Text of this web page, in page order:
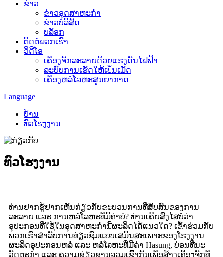
ຂ່າວ
ຂ່າວອຸດສາຫະກຳ
ຂ່າວບໍລິສັດ
ບລັອກ
ຕິດຕໍ່ພວກເຮົາ
ວິດີໂອ
ເຄື່ອງຈັກລະລາຍດ້ວຍແຮງດັນໄຟຟ້າ
ລະບົບການເຮັດໃຫ້ເປັນເມັດ
ເຄື່ອງຫລໍ່ໂລຫະສູນຍາກາດ
Language
ບ້ານ
ທົວໂຮງງານ
ທົວໂຮງງານ
ທ່ານຢາກຮູ້ຢາກເຫັນກ່ຽວກັບຂະບວນການທີ່ສັບສົນຂອງການ
ລະລາຍ ແລະ ການຫລໍ່ໂລຫະທີ່ມີຄ່າບໍ? ທ່ານເຄີຍສົງໄສບໍ່ວ່າ
ອຸປະກອນທີ່ໃຊ້ໃນອຸດສາຫະກໍານີ້ຜະລິດໄດ້ແນວໃດ? ເຂົ້າຮ່ວມກັບ
ພວກເຮົາສໍາລັບການທ່ຽວຊົມແບບເສມືນສະເພາະຂອງໂຮງງານ
ຜະລິດອຸປະກອນຫລໍ່ ແລະ ຫລໍ່ໂລຫະທີ່ມີຄ່າ Hasung, ບ່ອນທີ່ນະ
ວັດຕະກໍາ ແລະ ຄວາມຊ່ຽວຊານລວມເຂົ້າກັນເພື່ອສ້າງເຄື່ອງຈັກທີ່